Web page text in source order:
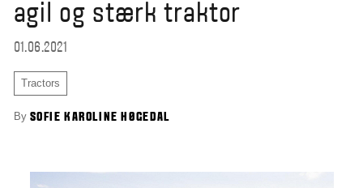
agil og stærk traktor
01.06.2021
Tractors
By SOFIE KAROLINE HØGEDAL